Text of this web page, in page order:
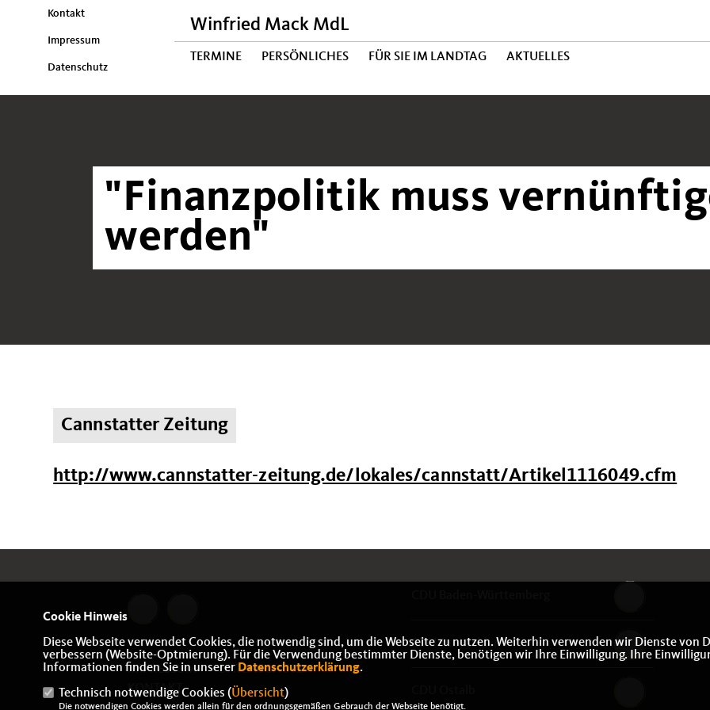
Kontakt
Impressum
Datenschutz
Winfried Mack MdL
TERMINE PERSÖNLICHES FÜR SIE IM LANDTAG AKTUELLES
"Finanzpolitik muss
werden"
Cannstatter Zeitung
http://www.cannstatter-zeitung.de/lokales/cannstatt/Artikel1116049.cfm
IMPRESSUM
DATENSCHUTZ
KONTAKT
CDU Deutschlands
Cookie Hinweis
Diese Webseite verwendet Cookies, die notwendig sind, um die Webseite zu nutzen. Weiterhin verwenden wir Dienste
verbessern (Website-Optmierung). Für die Verwendung bestimmter Dienste, benötigen wir Ihre Einwilligung. Ihre
Informationen finden Sie in unserer Datenschutzerklärung.
Technisch notwendige Cookies (Übersicht)
Die notwendigen Cookies werden allein für den ordnungsgemäßen Gebrauch der Webseite benötigt.